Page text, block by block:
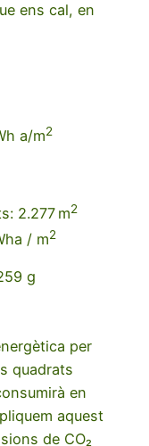
ens cal, en
a/m2
2.277 m2
/ m2
g
per
quadrats
en
aquest
de CO₂